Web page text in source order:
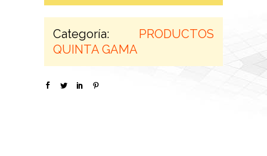
Categoría: PRODUCTOS
QUINTA GAMA